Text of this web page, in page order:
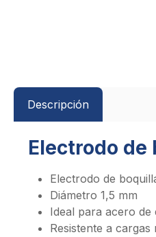
Descripción
Electrodo de
Electrodo de
Diámetro 1,5 mm
Ideal para acero
Resistente a cargas